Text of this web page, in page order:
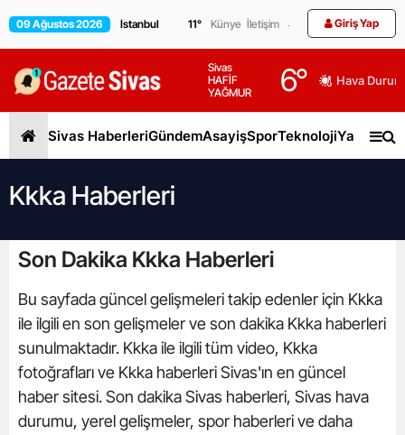
09 Ağustos 2026 11° Künye İletişim Giriş Yap
Sivas
HAFİF
YAĞMUR
6° Hava
Sivas HaberleriGündemAsayişSporTeknolojiYaşam
Kkka Haberleri
Son Dakika Kkka Haberleri
Bu sayfada güncel gelişmeleri takip edenler için Kkka
ile ilgili en son gelişmeler ve son dakika Kkka haberleri
sunulmaktadır. Kkka ile ilgili tüm video, Kkka
fotoğrafları ve Kkka haberleri Sivas'ın en güncel
haber sitesi. Son dakika Sivas haberleri, Sivas hava
durumu, yerel gelişmeler, spor haberleri ve daha